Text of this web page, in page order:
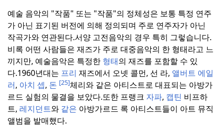
예술 음악의 "작품" 또는 "작품"의 정체성은 보통 특정 연주
가 아닌 표기된 버전에 의해 정의되며 주로 연주자가 아닌
작곡가와 연관된다.서양 고전음악의 경우 특히 그렇습니다.
비록 어떤 사람들은 재즈가 주로 대중음악의 한 형태라고 느
끼지만, 예술음악은 특정한 형태의 재즈를 포함할 수 있
다.1960년대는 프리 재즈에서 오넷 콜먼, 선 라, 앨버트 에일
러, 아치 셉, 돈 [25]체리와 같은 아티스트로 대표되는 아방가
르드 실험의 물결을 보았다.또한 프랭크 자파, 캡틴 비프하
트, 레지던트와 같은 아방가르드 록 아티스트들이 아트 뮤직
앨범을 발매했다.